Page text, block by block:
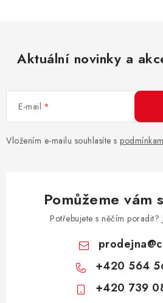
í
r
v
Aktuální novinky a
E-mail
Vložením e-mailu souhlasíte s
Pomůžeme vám
Potřebujete s něčím poradit?
prodejna@
+420 564
+420 739